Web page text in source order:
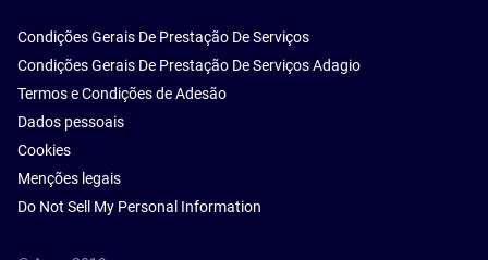
Condições Gerais De Prestação De Serviços
Condições Gerais De Prestação De Serviços Adagio
Termos e Condições de Adesão
Dados pessoais
Cookies
Menções legais
Do Not Sell My Personal Information